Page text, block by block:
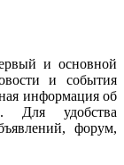
и основной
и события
информация об
Для удобства
форум,